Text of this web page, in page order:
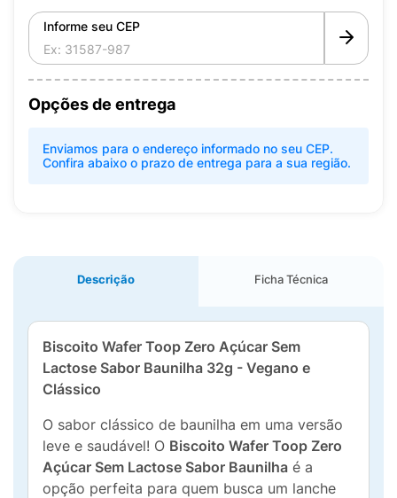
Informe seu CEP
Opções de entrega
Enviamos para o endereço informado no seu CEP.
Confira abaixo o prazo de entrega para a sua região.
Descrição Ficha Técnica
Biscoito Wafer Toop Zero Açúcar Sem
Lactose Sabor Baunilha 32g - Vegano e
Clássico
O sabor clássico de baunilha em uma versão
leve e saudável! O Biscoito Wafer Toop Zero
Açúcar Sem Lactose Sabor Baunilha é a
opção perfeita para quem busca um lanche